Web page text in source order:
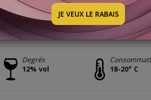
Un vin polyvalent avec une belle couleur
à des entrées et des fromages savoureux.
Degrés
12% vol
18-20° C
JE VEUX LE RABAIS